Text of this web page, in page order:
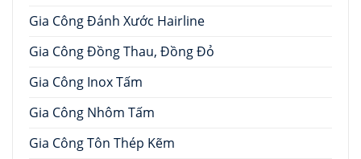
Gia Công Đánh Xước Hairline
Gia Công Đồng Thau, Đồng Đỏ
Gia Công Inox Tấm
Gia Công Nhôm Tấm
Gia Công Tôn Thép Kẽm